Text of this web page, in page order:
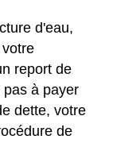
d'eau,
report de
à payer
dette, votre
de